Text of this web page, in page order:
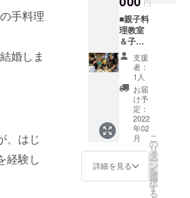
手料理
婚しま
、はじ
経験し
twitter/I
nstagra
mの
ID/URL
もご記
載くだ
さい
（昼飯
屋アカ
ウント
より
フォ
ローさ
せてい
ただき
さい
（昼飯
屋アカ
ウント
より
フォ
ローさ
せてい
ただき
す）。
あわせ
て召し
上がっ
ていた
だけま
す。 ※
賞味期
限は、
製造か
ら1年と
なりま
す。 ※8
切48枚
り6枚
分）×2
イクア
ウト可
・本人
のみ使
用可。
譲渡お
よび転
売不
可。 ク
ラウド
ファン
ディン
後、
トッピ
ただき
ます。
＜完成
までの
プロセ
スを公
開・共
有＞ ・
支援者
限定
facebo
okグ
ループ
（任意
参加）
ントに
も、持
ち運び
にも便
利なレ
トルト
レー。
キャン
プや登
山のお
供にも
おすす
め。賞
味期限
■親子料
理教室
＆子ど
も向け
料理道
具セッ
トコー
子料理
教室参
加＆子
ども向
け料理
道具の
ご提供
＞ プロ
支援
者：
1人
お届
け予
定：
2022
年02
月
詳細を見る
こ
の
リ
タ
ー
ン
を
選
択
す
る